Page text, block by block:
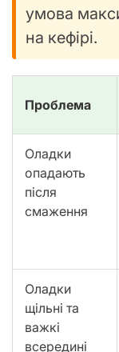
умова
на кефірі.
Проблема
Оладки
опадають
після
смаження
Оладки
щільні та
важкі
всередині